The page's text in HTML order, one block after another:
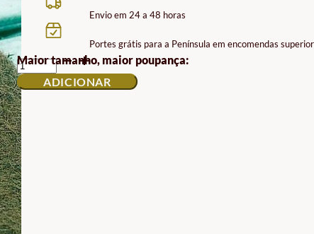
Envio em 24 a 48 horas
Portes grátis para a Península em encomendas
Maior tamanho, maior poupança:
QUANTIDADE
DE
SEMENTES
DE
BETERRABA
CHIOGGIA
ADICIONAR